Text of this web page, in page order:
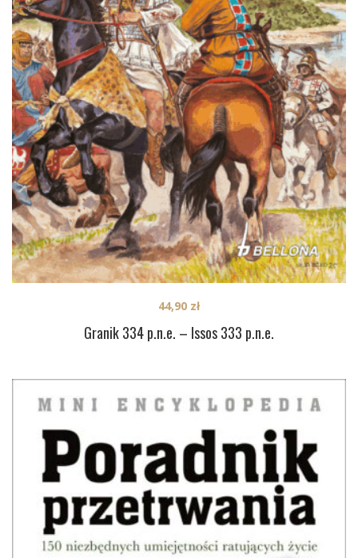
Granik 334 p.n.e. – Issos 333 p.n.e.
44,90 zł